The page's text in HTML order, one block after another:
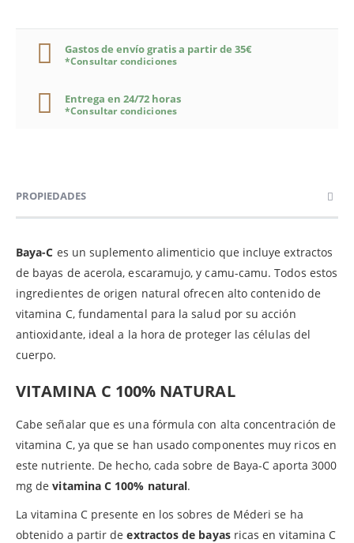
Gastos de envío gratis a partir de 35€
*Consultar condiciones
Entrega en 24/72 horas
*Consultar condiciones
PROPIEDADES
Baya-C es un suplemento alimenticio que incluye extractos
de bayas de acerola, escaramujo, y camu-camu. Todos estos
ingredientes de origen natural ofrecen alto contenido de
vitamina C, fundamental para la salud por su acción
antioxidante, ideal a la hora de proteger las células del
cuerpo.
VITAMINA C 100% NATURAL
Cabe señalar que es una fórmula con alta concentración de
vitamina C, ya que se han usado componentes muy ricos en
este nutriente. De hecho, cada sobre de Baya-C aporta 3000
mg devitamina C 100% natural.
La vitamina C presente en los sobres de Méderi se ha
obtenido a partir deextractos de bayasricas en vitamina C